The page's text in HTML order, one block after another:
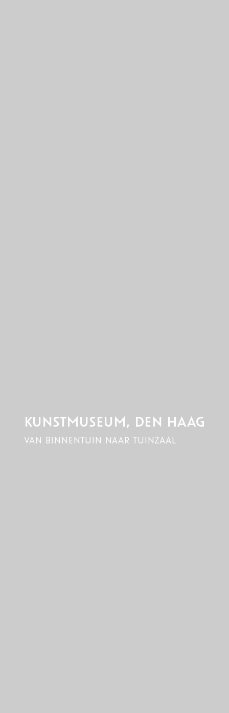
KUNSTMUSEUM, DEN HAAG
van binnentuin naar tuinzaal